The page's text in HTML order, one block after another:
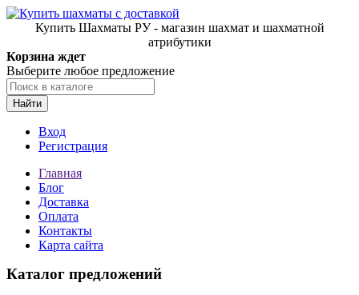
Купить Шахматы РУ - магазин шахмат и шахматной
атрибутики
Корзина ждет
Выберите любое предложение
Найти
Вход
Регистрация
Главная
Блог
Доставка
Оплата
Контакты
Карта сайта
Каталог предложений